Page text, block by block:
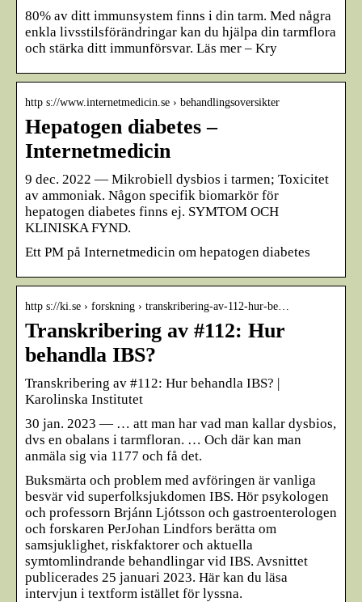
80% av ditt immunsystem finns i din tarm. Med några
enkla livsstilsförändringar kan du hjälpa din tarmflora
och stärka ditt immunförsvar. Läs mer – Kry
http s://www.internetmedicin.se › behandlingsoversikter
Hepatogen diabetes –
Internetmedicin
9 dec. 2022 — Mikrobiell dysbios i tarmen; Toxicitet
av ammoniak. Någon specifik biomarkör för
hepatogen diabetes finns ej. SYMTOM OCH
KLINISKA FYND.
Ett PM på Internetmedicin om hepatogen diabetes
http s://ki.se › forskning › transkribering-av-112-hur-be…
Transkribering av #112: Hur
behandla IBS?
Transkribering av #112: Hur behandla IBS? |
Karolinska Institutet
30 jan. 2023 — … att man har vad man kallar dysbios,
dvs en obalans i tarmfloran. … Och där kan man
anmäla sig via 1177 och få det.
Buksmärta och problem med avföringen är vanliga
besvär vid superfolksjukdomen IBS. Hör psykologen
och professorn Brjánn Ljótsson och gastroenterologen
och forskaren PerJohan Lindfors berätta om
samsjuklighet, riskfaktorer och aktuella
symtomlindrande behandlingar vid IBS. Avsnittet
publicerades 25 januari 2023. Här kan du läsa
intervjun i textform istället för lyssna.